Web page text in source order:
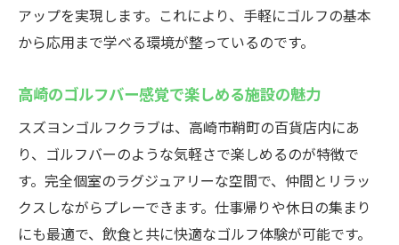
アップを実現します。これにより、手軽にゴルフの基本
から応用まで学べる環境が整っているのです。
高崎のゴルフバー感覚で楽しめる施設の魅力
スズヨンゴルフクラブは、高崎市鞘町の百貨店内にあ
り、ゴルフバーのような気軽さで楽しめるのが特徴で
す。完全個室のラグジュアリーな空間で、仲間とリラッ
クスしながらプレーできます。仕事帰りや休日の集まり
にも最適で、飲食と共に快適なゴルフ体験が可能です。